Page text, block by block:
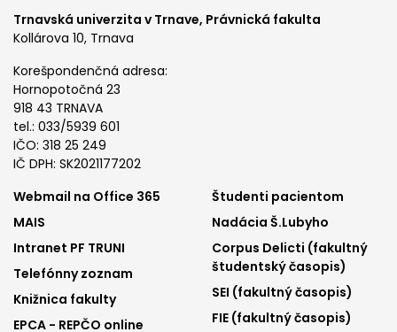
Trnavská univerzita v Trnave, Právnická fakulta
Kollárova 10, Trnava
Korešpondenčná adresa:
Hornopotočná 23
918 43 TRNAVA
tel.: 033/5939 601
IČO: 318 25 249
IČ DPH: SK2021177202
Footer
menu
1
Webmail na Office 365
MAIS
Intranet PF TRUNI
Telefónny zoznam
Knižnica fakulty
EPCA - REPČO online
Footer
menu
2
Študenti pacientom
Nadácia Š.Lubyho
Corpus Delicti (fakultný
študentský časopis)
SEI (fakultný časopis)
FIE (fakultný časopis)